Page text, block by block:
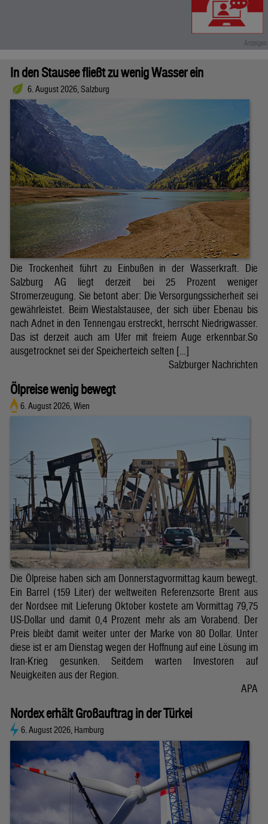
In den Stausee fließt zu wenig Wasser ein
6. August 2026, Salzburg
Die Trockenheit führt zu Einbußen in der Wasserkraft. Die
Salzburg AG liegt derzeit bei 25 Prozent weniger
Stromerzeugung. Sie betont aber: Die Versorgungssicherheit sei
gewährleistet. Beim Wiestalstausee, der sich über Ebenau bis
nach Adnet in den Tennengau erstreckt, herrscht Niedrigwasser.
Das ist derzeit auch am Ufer mit freiem Auge erkennbar.So
ausgetrocknet sei der Speicherteich selten […]
Salzburger Nachrichten
Ölpreise wenig bewegt
6. August 2026, Wien
Die Ölpreise haben sich am Donnerstagvormittag kaum bewegt.
Ein Barrel (159 Liter) der weltweiten Referenzsorte Brent aus
der Nordsee mit Lieferung Oktober kostete am Vormittag 79,75
US-Dollar und damit 0,4 Prozent mehr als am Vorabend. Der
Preis bleibt damit weiter unter der Marke von 80 Dollar. Unter
diese ist er am Dienstag wegen der Hoffnung auf eine Lösung im
Iran-Krieg gesunken. Seitdem warten Investoren auf
Neuigkeiten aus der Region.
APA
Nordex erhält Großauftrag in der Türkei
6. August 2026, Hamburg